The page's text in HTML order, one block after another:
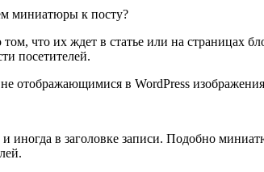
миниатюры к посту?
что их ждет в статье или на страницах
посетителей.
отображающимися в WordPress
иногда в заголовке записи. Подобно